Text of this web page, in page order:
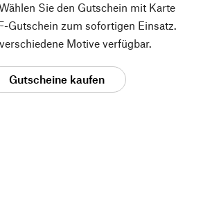
Sie den Gutschein mit Karte
Gutschein zum sofortigen Einsatz.
Motive verfügbar.
Gutscheine kaufen